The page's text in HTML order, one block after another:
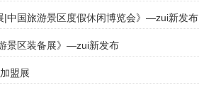
中国旅游景区度假休闲博览会》—zui新发布
景区装备展》—zui新发布
盟展